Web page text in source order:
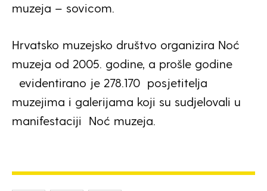
muzeja – sovicom.
Hrvatsko muzejsko društvo organizira Noć
muzeja od 2005. godine, a prošle godine
evidentirano je 278.170 posjetitelja
muzejima i galerijama koji su sudjelovali u
manifestaciji Noć muzeja.